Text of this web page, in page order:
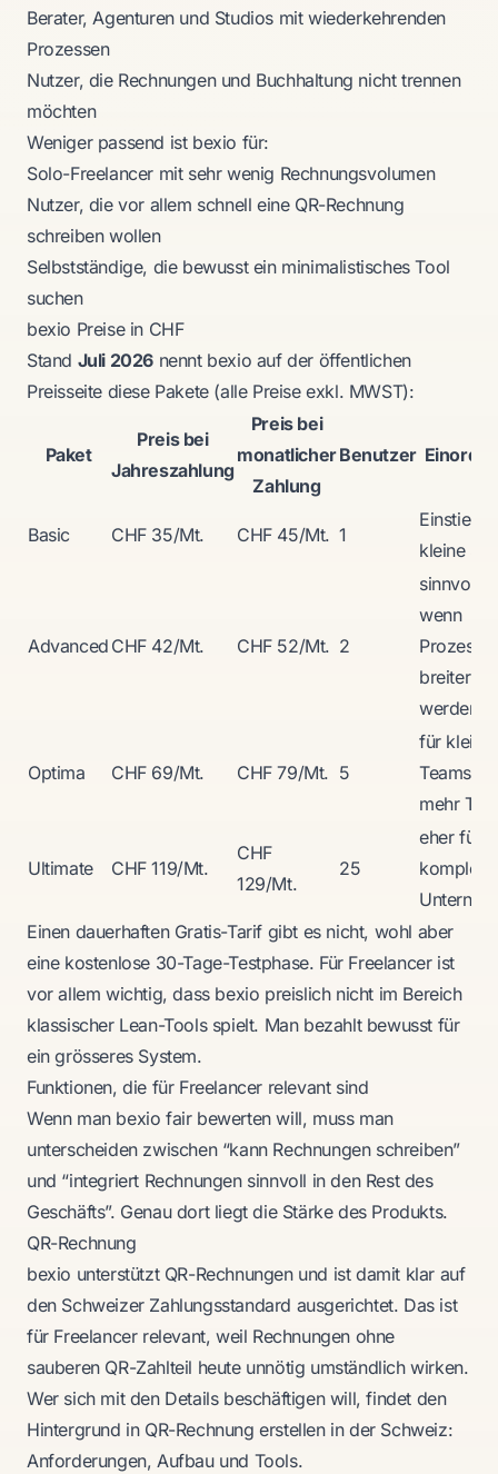
Berater, Agenturen und Studios mit wiederkehrenden
Prozessen
Nutzer, die Rechnungen und Buchhaltung nicht trennen
möchten
Weniger passend ist bexio für:
Solo-Freelancer mit sehr wenig Rechnungsvolumen
Nutzer, die vor allem schnell eine QR-Rechnung
schreiben wollen
Selbstständige, die bewusst ein minimalistisches Tool
suchen
bexio Preise in CHF
Stand Juli 2026 nennt bexio auf der öffentlichen
Preisseite diese Pakete (alle Preise exkl. MWST):
Paket
Preis bei
Jahreszahlung
Preis bei
monatlicher
Zahlung
Benutzer
Basic CHF 35/Mt. CHF 45/Mt. 1
Einstieg
kleine
Advanced CHF 42/Mt. CHF 52/Mt. 2
sinnvoll,
wenn
Prozesse
breiter
werden
Optima CHF 69/Mt. CHF 79/Mt. 5
für kleine
Teams
mehr
Ultimate CHF 119/Mt.
CHF
129/Mt.
25
eher für
Einen dauerhaften Gratis-Tarif gibt es nicht, wohl aber
eine kostenlose 30-Tage-Testphase. Für Freelancer ist
vor allem wichtig, dass bexio preislich nicht im Bereich
klassischer Lean-Tools spielt. Man bezahlt bewusst für
ein grösseres System.
Funktionen, die für Freelancer relevant sind
Wenn man bexio fair bewerten will, muss man
unterscheiden zwischen “kann Rechnungen schreiben”
und “integriert Rechnungen sinnvoll in den Rest des
Geschäfts”. Genau dort liegt die Stärke des Produkts.
QR-Rechnung
bexio unterstützt QR-Rechnungen und ist damit klar auf
den Schweizer Zahlungsstandard ausgerichtet. Das ist
für Freelancer relevant, weil Rechnungen ohne
sauberen QR-Zahlteil heute unnötig umständlich wirken.
Wer sich mit den Details beschäftigen will, findet den
Hintergrund in QR-Rechnung erstellen in der Schweiz:
Anforderungen, Aufbau und Tools.